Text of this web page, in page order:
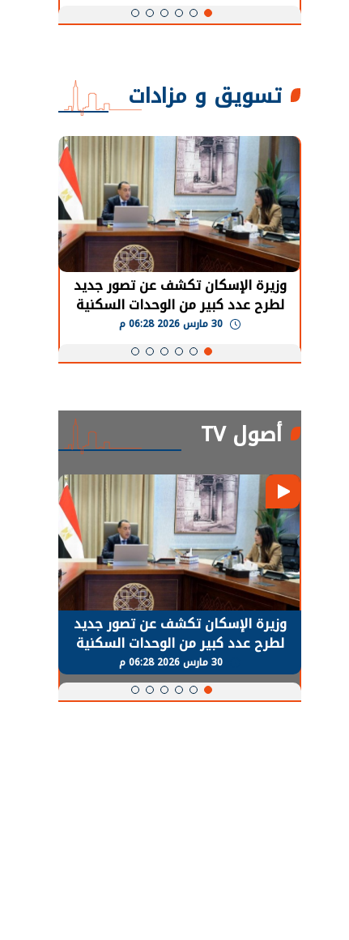
تسويق و مزادات
وزيرة الإسكان تكشف عن تصور جديد
لطرح عدد كبير من الوحدات السكنية
بنظام الإيجار
أصول TV
وزيرة الإسكان تكشف عن تصور جديد
لطرح عدد كبير من الوحدات السكنية
بنظام الإيجار